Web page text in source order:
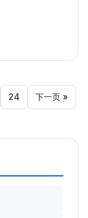
24 下一页 »